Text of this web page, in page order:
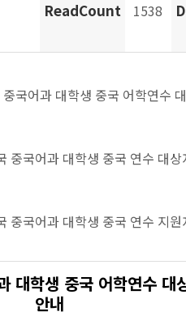
ReadCount 1538
국어과 대학생 중국 어학연수
중국어과 대학생 중국 연수 대상
중국어과 대학생 중국 연수 지
대학생 중국 어학연수 대
안내